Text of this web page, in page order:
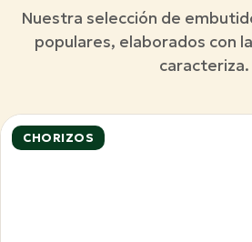
Nuestra selección de
populares, elaborados con
caracteriza.
CHORIZOS